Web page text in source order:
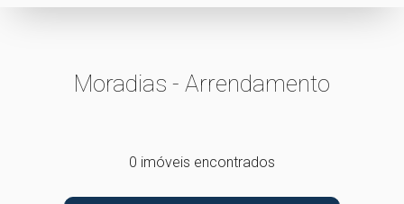
Moradias - Arrendamento
0 imóveis encontrados